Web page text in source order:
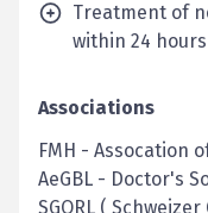
Treatment of
within 24
Associations
FMH - Assocation
AeGBL - Doctor's
SGORL (